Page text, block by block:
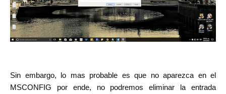
Sin embargo, lo mas probable es que no aparezca en el
MSCONFIG por ende, no podremos eliminar la entrada